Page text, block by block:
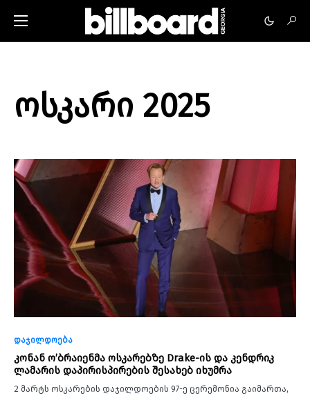
ოსკარი 2025
დაჯილდოება
კონან ო’ბრაიენმა ოსკარებზე Drake-ის და კენდრიკ
ლამარის დაპირისპირების შესახებ იხუმრა
2 მარტს ოსკარების დაჯილდოების 97-ე ცერემონია გაიმართა,